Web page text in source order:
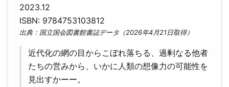
2023.12
ISBN: 9784753103812
出典：国立国会図書館書誌データ（2026年4月21日取得）
近代化の網の目からこぼれ落ちる、過剰なる他者
たちの営みから、いかに人類の想像力の可能性を
見出すかーー。